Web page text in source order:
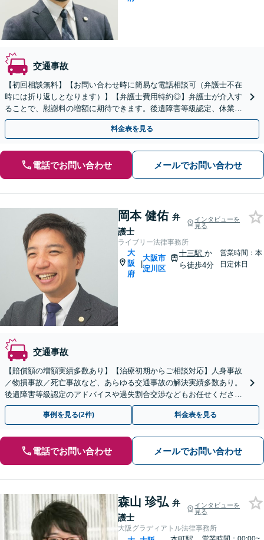
交通事故
【初回相談無料】【お問い合わせ時に簡易な電話相談可（弁護士不在
時には折り返しとなります）】【弁護士費用特約◎】弁護士が介入す
ることで、慰謝料の増額に期待できます。後遺障害等級認定、休業損
害、治療費の打ち切りなど、お困りの際はご相談ください。
料金表を見る
電話でお問い合わせ メールでお問い合わせ
岡本 健佑 弁
護士
インタビューを
見る
ライブリー法律事務所
大
阪
府
|
大阪市
淀川区
十三駅 か
ら徒歩4分
営業時間：本
日定休日
交通事故
【賠償額の増額実績多数あり】【治療初期からご相談対応】人身事故
／物損事故／死亡事故など、あらゆる交通事故の解決実績多数あり。
後遺障害等級認定のアドバイスや過失割合交渉などもお任せください
【初回相談30分無料】【十三駅4分】Web相談も対応可
事例を見る(2件) 料金表を見る
電話でお問い合わせ メールでお問い合わせ
森山 珍弘 弁
護士
インタビューを
見る
大阪グラディアトル法律事務所